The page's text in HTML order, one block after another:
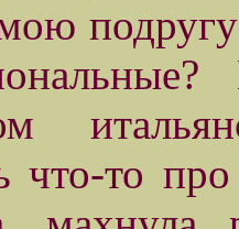
что-то